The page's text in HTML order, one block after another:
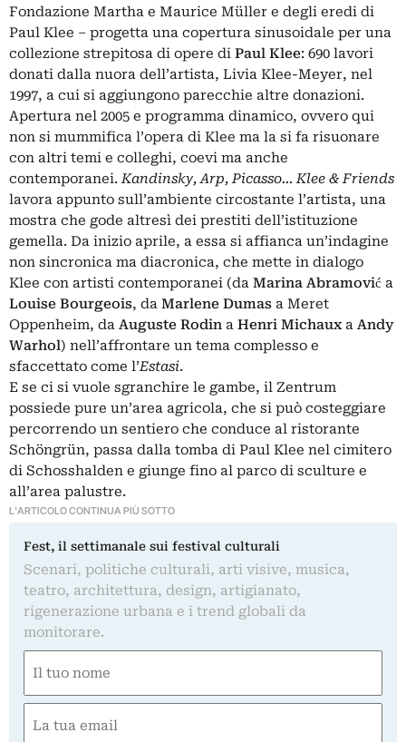
Fondazione Martha e Maurice Müller e degli eredi di
Paul Klee – progetta una copertura sinusoidale per una
collezione strepitosa di opere di Paul Klee: 690 lavori
donati dalla nuora dell’artista, Livia Klee-Meyer, nel
1997, a cui si aggiungono parecchie altre donazioni.
Apertura nel 2005 e programma dinamico, ovvero qui
non si mummifica l’opera di Klee ma la si fa risuonare
con altri temi e colleghi, coevi ma anche
contemporanei.Kandinsky, Arp, Picasso… Klee & Friends
lavora appunto sull’ambiente circostante l’artista, una
mostra che gode altresì dei prestiti dell’istituzione
gemella. Da inizio aprile, a essa si affianca un’indagine
non sincronica ma diacronica, che mette in dialogo
Klee con artisti contemporanei (da Marina Abramović a
Louise Bourgeois, da Marlene Dumas a Meret
Oppenheim, da Auguste Rodin a Henri Michauxa Andy
Warhol) nell’affrontare un tema complesso e
sfaccettato come l’Estasi.
E se ci si vuole sgranchire le gambe, il Zentrum
possiede pure un’area agricola, che si può costeggiare
percorrendo un sentiero che conduce al ristorante
Schöngrün, passa dalla tomba di Paul Klee nel cimitero
di Schosshalden e giunge fino al parco di sculture e
all’area palustre.
L'ARTICOLO CONTINUA PIÙ SOTTO
Fest, il settimanale sui festival culturali
Scenari, politiche culturali, arti visive, musica,
teatro, architettura, design, artigianato,
rigenerazione urbana e i trend globali da
monitorare.
(Required)
First
(Required)